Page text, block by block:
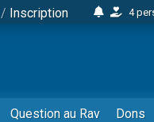
/ Inscription
4
17
4
Il
Question au Rav Dons